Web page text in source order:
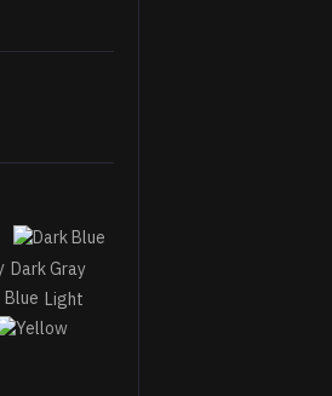
Dark Gray
Light